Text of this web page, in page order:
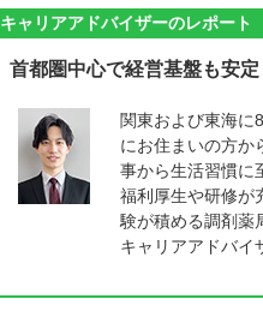
キャリアアドバイザーのレポート
首都圏中心で経営基盤も安
関東および東海に
にお住まいの方か
事から生活習慣に
福利厚生や研修が
験が積める調剤薬
キャリアアドバ